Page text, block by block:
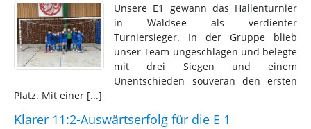
Unsere E1 gewann das Hallenturnier
in Waldsee als verdienter
Turniersieger. In der Gruppe blieb
unser Team ungeschlagen und belegte
mit drei Siegen und einem
Unentschieden souverän den ersten
Platz. Mit einer [...]
Klarer 11:2-Auswärtserfolg für die E 1